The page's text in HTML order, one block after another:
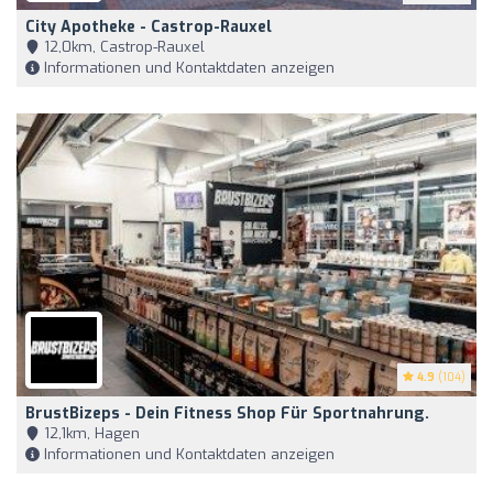
City Apotheke - Castrop-Rauxel
12,0km, Castrop-Rauxel
Informationen und Kontaktdaten anzeigen
4.9 (104)
BrustBizeps - Dein Fitness Shop Für Sportnahrung.
12,1km, Hagen
Informationen und Kontaktdaten anzeigen